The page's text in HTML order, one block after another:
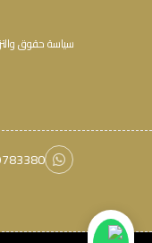
سياسة حقوق